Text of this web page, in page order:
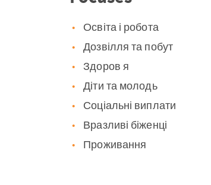
Освіта і робота
Дозвілля та побут
Здоров я
Діти та молодь
Соціальні виплати
Вразливі біженці
Проживання